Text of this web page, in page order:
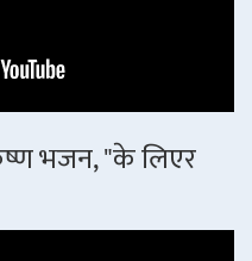
भजन, "के लिएर